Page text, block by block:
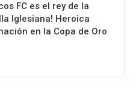
FC es el rey de la
Iglesiana! Heroica
en la Copa de Oro